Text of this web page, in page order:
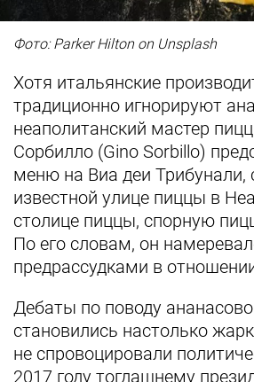
Фото: Parker Hilton on Unsplash
Хотя итальянские
традиционно игнорируют
неаполитанский мастер
Сорбилло (Gino Sorbillo)
меню на Виа деи Трибунали,
известной улице пиццы в
столице пиццы, спорную
По его словам, он
предрассудками в
Дебаты по поводу
становились настолько
не спровоцировали
2017 году тогдашнему